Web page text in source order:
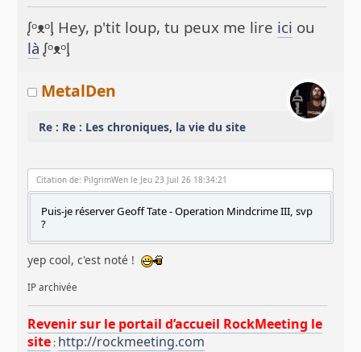
ᶘᵒᴥᵒᶅ Hey, p'tit loup, tu peux me lire ici ou
là ᶘᵒᴥᵒᶅ
MetalDen
Re : Re : Les chroniques, la vie du site
Citation de: PilgrimWen le Jeu 23 Juil 26 18:34:21
Puis-je réserver Geoff Tate - Operation Mindcrime III, svp
?
yep cool, c'est noté !
IP archivée
Revenir sur le portail d’accueil RockMeeting le
site : http://rockmeeting.com